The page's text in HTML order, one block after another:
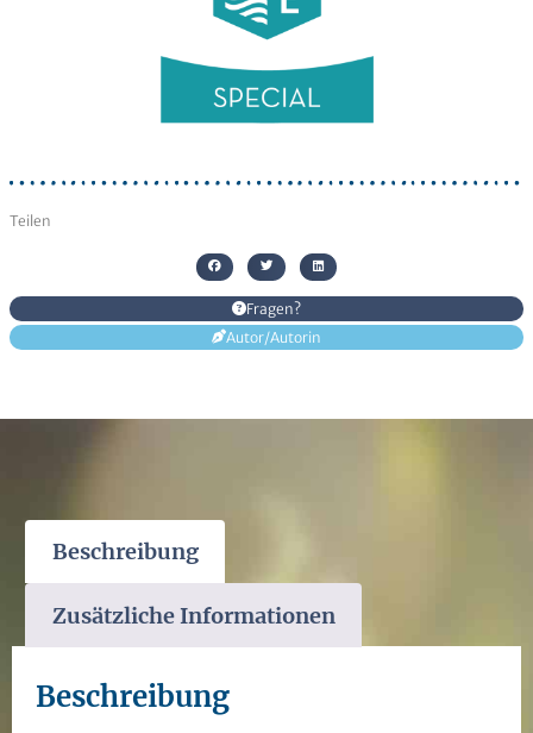
Teilen
Fragen?
Autor/Autorin
Beschreibung
Zusätzliche Informationen
Beschreibung